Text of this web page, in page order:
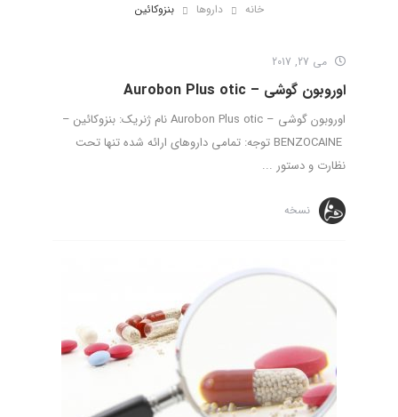
خانه داروها بنزوکائین
می 27, 2017
اوروبون گوشی – Aurobon Plus otic
اوروبون گوشی – Aurobon Plus otic نام ژنریک: بنزوکائین –
BENZOCAINE توجه: تمامی داروهای ارائه شده تنها تحت
نظارت و دستور ...
نسخه